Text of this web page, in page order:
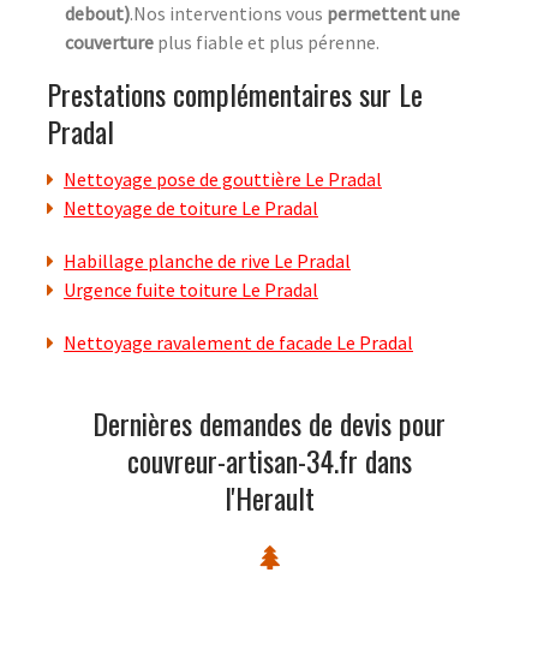
debout).Nos interventions vous permettent une
couverture plus fiable et plus pérenne.
Prestations complémentaires sur Le
Pradal
Nettoyage pose de gouttière Le Pradal
Nettoyage de toiture Le Pradal
Habillage planche de rive Le Pradal
Urgence fuite toiture Le Pradal
Nettoyage ravalement de facade Le Pradal
Dernières demandes de devis pour
couvreur-artisan-34.fr dans
l'Herault